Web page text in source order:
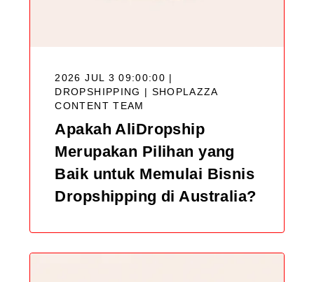
2026 JUL 3 09:00:00 |
DROPSHIPPING | SHOPLAZZA
CONTENT TEAM
Apakah AliDropship
Merupakan Pilihan yang
Baik untuk Memulai Bisnis
Dropshipping di Australia?